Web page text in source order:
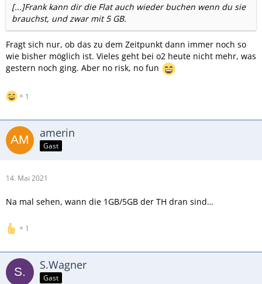
[...]Frank kann dir die Flat auch wieder buchen wenn du sie
brauchst, und zwar mit 5 GB.
Fragt sich nur, ob das zu dem Zeitpunkt dann immer noch so
wie bisher möglich ist. Vieles geht bei o2 heute nicht mehr, was
gestern noch ging. Aber no risk, no fun
1
amerin
Gast
14. Mai 2021
Na mal sehen, wann die 1GB/5GB der TH dran sind…
1
S.Wagner
Gast